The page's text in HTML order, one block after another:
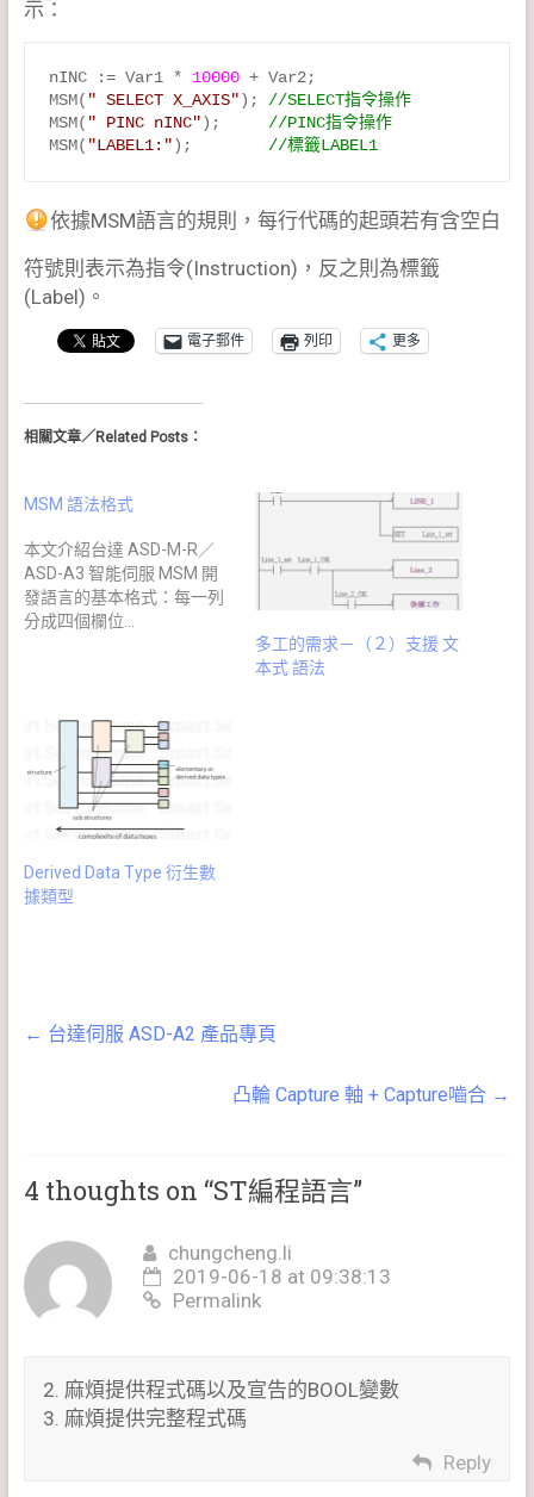
示：
nINC := Var1 * 10000 + Var2;
MSM( " SELECT X_AXIS"); //SELECT指令操作
MSM( " PINC nINC"); //PINC指令操作
MSM( "LABEL1:"); //標籤LABEL1
依據MSM語言的規則，每行代碼的起頭若有含空白
符號則表示為指令(Instruction)，反之則為標籤
(Label)。
電子郵件 列印 更多
相關文章／Related Posts：
MSM 語法格式
本文介紹台達 ASD-M-R／
ASD-A3 智能伺服 MSM 開
發語言的基本格式：每一列
分成四個欄位…
多工的需求－（２）支援 文
本式 語法
Derived Data Type 衍生數
據類型
← 台達伺服 ASD-A2 產品專頁
凸輪 Capture 軸 + Capture嚙合 →
4 thoughts on “ST編程語言”
chungcheng.li
2019-06-18 at 09:38:13
Permalink
2. 麻煩提供程式碼以及宣告的BOOL變數
3. 麻煩提供完整程式碼
Reply